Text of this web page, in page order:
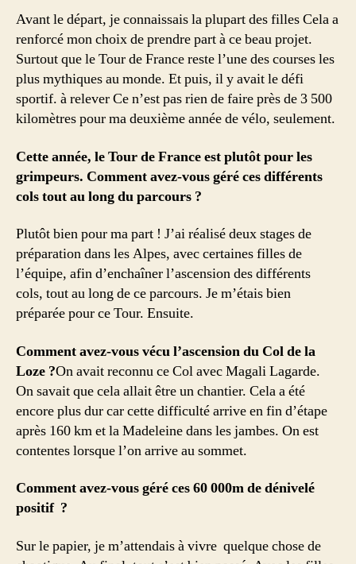
Avant le départ, je connaissais la plupart des filles Cela a
renforcé mon choix de prendre part à ce beau projet.
Surtout que le Tour de France reste l’une des courses les
plus mythiques au monde. Et puis, il y avait le défi
sportif. à relever Ce n’est pas rien de faire près de 3 500
kilomètres pour ma deuxième année de vélo, seulement.
Cette année, le Tour de France est plutôt pour les
grimpeurs. Comment avez-vous géré ces différents
cols tout au long du parcours ?
Plutôt bien pour ma part ! J’ai réalisé deux stages de
préparation dans les Alpes, avec certaines filles de
l’équipe, afin d’enchaîner l’ascension des différents
cols, tout au long de ce parcours. Je m’étais bien
préparée pour ce Tour. Ensuite.
Comment avez-vous vécu l’ascension du Col de la
Loze ?On avait reconnu ce Col avec Magali Lagarde.
On savait que cela allait être un chantier. Cela a été
encore plus dur car cette difficulté arrive en fin d’étape
après 160 km et la Madeleine dans les jambes. On est
contentes lorsque l’on arrive au sommet.
Comment avez-vous géré ces 60 000m de dénivelé
positif ?
Sur le papier, je m’attendais à vivre quelque chose de